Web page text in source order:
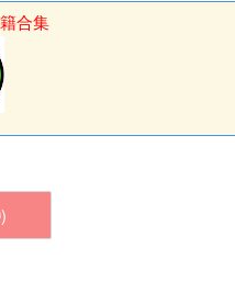
合集
)